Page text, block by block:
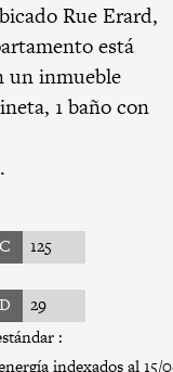
Rue Erard,
está
un inmueble
1 baño con
C 125
D
29
:
indexados al 15/